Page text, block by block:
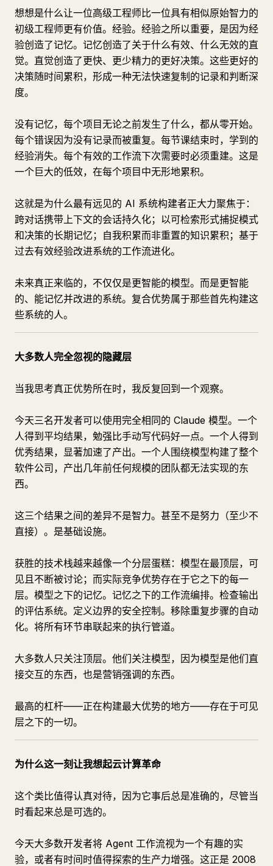
想想是什么让一位高级工程师比一位具有相似原始智力的
初级工程师更有价值。经验。经验之所以重要，是因为经
验创造了记忆。记忆创造了关于什么有效、什么无效的直
觉。直觉创造了更快、更少精力的更好决策。这些更好的
决策随时间累积，形成一种无法快速复制的记录和判断深
度。
没有记忆，每个项目无论之前发生了什么，都从零开始。
每个错误因为没有记录而被重复。每节课结束时，学到的
经验消失。每个有效的工作流下次需要时必须重建。这是
一个巨大的低效，在每个项目中无形地累积。
这就是为什么最有远见的 AI 系统构建者正大力聚焦于：
跨对话携带上下文的会话持久化；以可检索形式捕捉模式
和决策的长期记忆；自我积累而非重置的知识累积；基于
过去有效经验改进系统的工作流进化。
未来真正来临的，不仅仅是更智能的模型。而是更智能
的、能记忆并改进的系统。复合优势属于那些首先构建这
些系统的人。
大多数人完全忽视的隐藏层
当我思考真正优势所在时，我反复回到一个观察。
今天三名开发者可以使用完全相同的 Claude 模型。一个
人得到平均结果，勉强比手动写代码好一点。一个人得到
优秀结果，显著加速了产出。一个人围绕模型构建了整个
软件公司，产出几年前任何规模的团队都无法实现的东
西。
这三个结果之间的差异不是智力。甚至不是努力（至少不
直接）。是基础设施。
获胜的技术栈越来越像一个分层蛋糕：模型在最顶层，可
见且不断被讨论；而实际竞争优势存在于它之下的每一
层。模型之下的记忆。记忆之下的工作流编排。检查输出
的评估系统。定义边界的安全控制。移除重复步骤的自动
化。将所有环节串联起来的执行管道。
大多数人只关注顶层。他们关注模型，因为模型是他们直
接交互的东西，也是营销强调的东西。
最高的杠杆——正在构建最大优势的地方——存在于可见
层之下的一切。
为什么这一刻让我想起云计算革命
这个类比值得认真对待，因为它事后总是准确的，尽管当
时看起来总是可选的。
今天大多数开发者将 Agent 工作流视为一个有趣的实
验，或者有时间时值得探索的生产力增强。这正是 2008